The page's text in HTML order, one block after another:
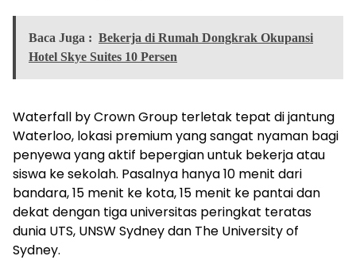
Baca Juga : Bekerja di Rumah Dongkrak Okupansi
Hotel Skye Suites 10 Persen
Waterfall by Crown Group terletak tepat di jantung
Waterloo, lokasi premium yang sangat nyaman bagi
penyewa yang aktif bepergian untuk bekerja atau
siswa ke sekolah. Pasalnya hanya 10 menit dari
bandara, 15 menit ke kota, 15 menit ke pantai dan
dekat dengan tiga universitas peringkat teratas
dunia UTS, UNSW Sydney dan The University of
Sydney.